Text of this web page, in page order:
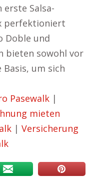
Salsa-
perfektioniert
Doble und
bieten sowohl vor
um sich
Pasewalk |
mieten
| Versicherung